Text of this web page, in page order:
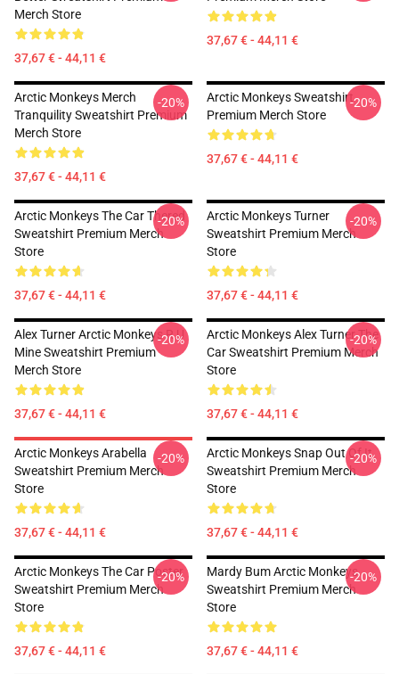
Merch Store
37,67 € - 44,11 €
37,67 € - 44,11 €
Arctic Monkeys Merch
Tranquility Sweatshirt Premium
Merch Store
37,67 € - 44,11 €
-20%
Arctic Monkeys Sweatshirt
Premium Merch Store
37,67 € - 44,11 €
-20%
Arctic Monkeys The Car Thered
Sweatshirt Premium Merch
Store
37,67 € - 44,11 €
-20%
Arctic Monkeys Turner
Sweatshirt Premium Merch
Store
37,67 € - 44,11 €
-20%
Alex Turner Arctic Monkeys R U
Mine Sweatshirt Premium
Merch Store
37,67 € - 44,11 €
-20%
Arctic Monkeys Alex Turner The
Car Sweatshirt Premium Merch
Store
37,67 € - 44,11 €
-20%
Arctic Monkeys Arabella
Sweatshirt Premium Merch
Store
37,67 € - 44,11 €
-20%
Arctic Monkeys Snap Out Of It
Sweatshirt Premium Merch
Store
37,67 € - 44,11 €
-20%
Arctic Monkeys The Car Poster
Sweatshirt Premium Merch
Store
37,67 € - 44,11 €
-20%
Mardy Bum Arctic Monkeys
Sweatshirt Premium Merch
Store
37,67 € - 44,11 €
-20%